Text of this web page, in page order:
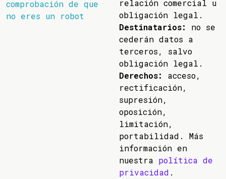
comprobación de que
no eres un robot
relación comercial u
obligación legal.
Destinatarios:
no se
cederán datos a
terceros, salvo
obligación legal.
Derechos:
acceso,
rectificación,
supresión,
oposición,
limitación,
portabilidad. Más
información en
nuestra política de
privacidad .